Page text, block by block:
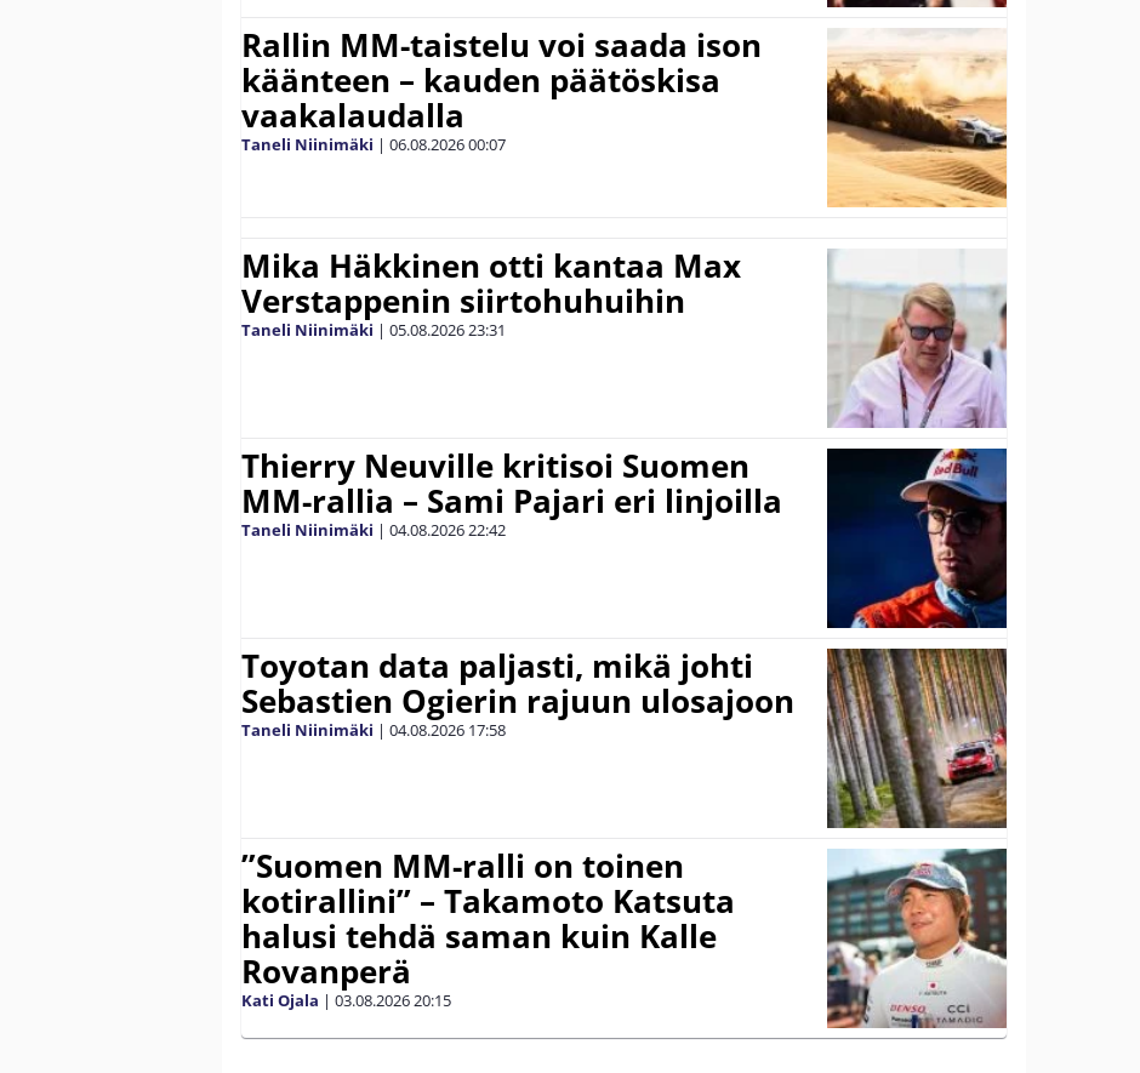
Rallin MM-taistelu voi saada ison
käänteen – kauden päätöskisa
vaakalaudalla
Taneli Niinimäki | 06.08.202600:07
Mika Häkkinen otti kantaa Max
Verstappenin siirtohuhuihin
Taneli Niinimäki | 05.08.202623:31
Thierry Neuville kritisoi Suomen
MM-rallia – Sami Pajari eri linjoilla
Taneli Niinimäki | 04.08.202622:42
Toyotan data paljasti, mikä johti
Sebastien Ogierin rajuun ulosajoon
Taneli Niinimäki | 04.08.2026 17:58
”Suomen MM-ralli on toinen
kotirallini” – Takamoto Katsuta
halusi tehdä saman kuin Kalle
Rovanperä
Kati Ojala | 03.08.202620:15